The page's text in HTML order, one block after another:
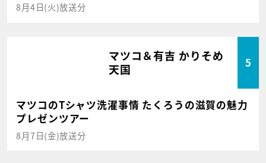
8月4日(火)放送分
マツコ＆有吉 かりそめ
天国
5
マツコのTシャツ洗濯事情 たくろうの滋賀の魅力
プレゼンツアー
8月7日(金)放送分